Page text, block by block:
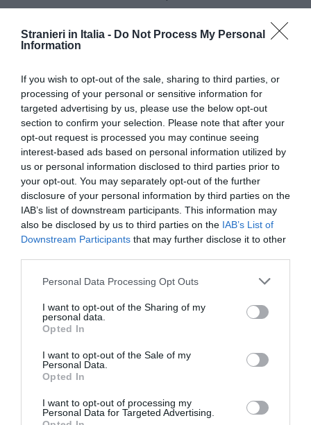
Stranieri in Italia - Do Not Process My Personal
Information
If you wish to opt-out of the sale, sharing to third parties, or
processing of your personal or sensitive information for
targeted advertising by us, please use the below opt-out
section to confirm your selection. Please note that after your
opt-out request is processed you may continue seeing
interest-based ads based on personal information utilized by
us or personal information disclosed to third parties prior to
your opt-out. You may separately opt-out of the further
disclosure of your personal information by third parties on the
IAB’s list of downstream participants. This information may
also be disclosed by us to third parties on the IAB’s List of
Downstream Participants that may further disclose it to other
Personal Data Processing Opt Outs
I want to opt-out of the Sharing of my
personal data.
Opted In
I want to opt-out of the Sale of my
Personal Data.
Opted In
I want to opt-out of processing my
Personal Data for Targeted Advertising.
siano effettive ed irreversibili” ha annunciato il
riunione. A luglio la Commissione europea
presenterà un rapporto sulle riforme nei due
Paesi. ”Lo studieremo attentamente ci vorrà un
po’ di tempo” ha aggiunto Leers.
Anche il ministro belga Melchior Wathelet ha
confermato che “non c’è l’unanimità”. ”Bulgaria e
Romania – ha spiegato .- hanno rispettato i
requisiti tecnici, ma l’Olanda e altri Paesi hanno
fatto ulteriori domande, quindi potrebbero essere
richiesti ulteriori requisiti”. Tra i governi scettici,
Berlino, Helsinki e Praga.
L’Italia è invece tra gli sponsor dell’allargamento.
“L’’Italia e’ stato il Paese che ha sostenuto con
piu’ impegno l’entrata della Romania nell’Ue, con
uguale impegno sosteniamo adesso l’entrata in